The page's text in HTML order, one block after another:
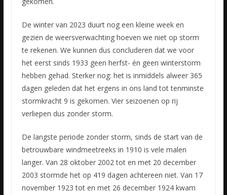
De winter van 2023 duurt nog een kleine week en
gezien de weersverwachting hoeven we niet op storm
te rekenen. We kunnen dus concluderen dat we voor
het eerst sinds 1933 geen herfst- én geen winterstorm
hebben gehad. Sterker nog: het is inmiddels alweer 365
dagen geleden dat het ergens in ons land tot tenminste
stormkracht 9 is gekomen. Vier seizoenen op rij
verliepen dus zonder storm.
De langste periode zonder storm, sinds de start van de
betrouwbare windmeetreeks in 1910 is vele malen
langer. Van 28 oktober 2002 tot en met 20 december
2003 stormde het op 419 dagen achtereen niet. Van 17
november 1923 tot en met 26 december 1924 kwam